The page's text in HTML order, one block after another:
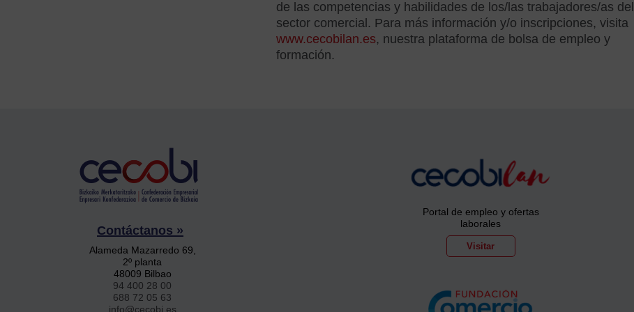
de las competencias y habilidades de los/las trabajadores/as del
sector comercial. Para más información y/o inscripciones, visita
www.cecobilan.es, nuestra plataforma de bolsa de empleo y
formación.
Contáctanos »
Alameda Mazarredo 69,
2º planta
48009 Bilbao
94 400 28 00
688 72 05 63
info@cecobi.es
Portal de empleo y ofertas
laborales
Visitar